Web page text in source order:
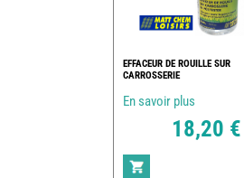
EFFACEUR DE ROUILLE SUR
CARROSSERIE
En savoir plus
18,20 €